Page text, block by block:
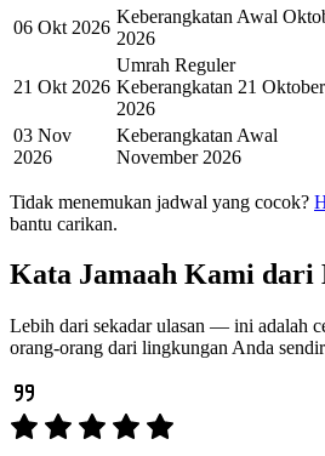
06 Okt 2026
Keberangkatan Awal
2026
21 Okt 2026
Umrah Reguler
Keberangkatan 21 Oktober
2026
03 Nov
2026
Keberangkatan Awal
November 2026
Tidak menemukan jadwal yang cocok?
bantu carikan.
Kata Jamaah Kami dari
Lebih dari sekadar ulasan — ini adalah
orang-orang dari lingkungan Anda